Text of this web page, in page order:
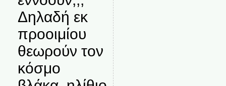
Δηλαδή εκ
προοιμίου
θεωρούν τον
κόσμο